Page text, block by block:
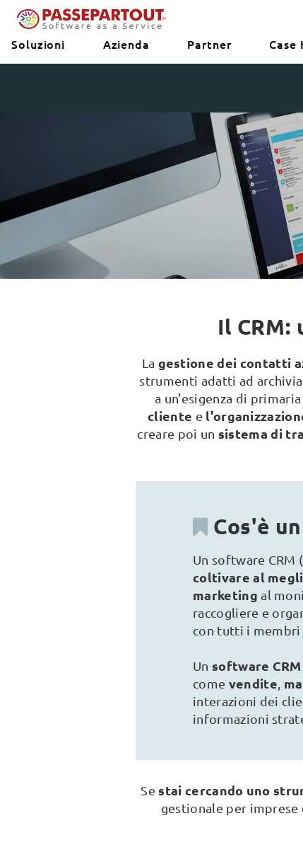
Soluzioni Azienda Partner Case
Il
La gestione dei contatti
strumenti adatti ad
a un'esigenza di
cliente e
creare poi un sistema di
Cos'è
Un software CRM
coltivare al
marketingal
raccogliere e
con tutti i membri
Un software CRM
come vendite
interazioni dei
informazioni
Se stai cercando uno
gestionale per imprese